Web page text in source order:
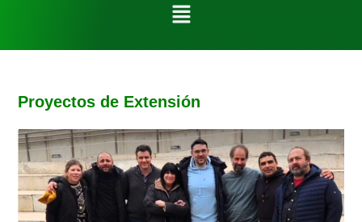
Proyectos de Extensión